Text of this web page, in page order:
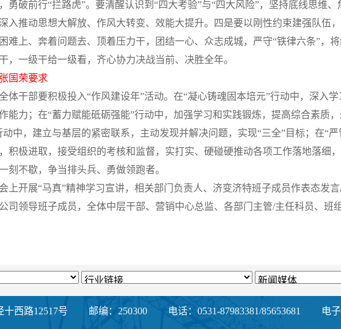
勇破前行“拦路虎”。要清醒认识到“四大考验”与“四大风险”，坚持底线思维
入推动思想大解放、作风大转变、效能大提升。四是要以刚性约束建强队伍
难上、奔着问题去、顶着压力干，团结一心、众志成城，严守“铁律六条”，
，一级干给一级看，齐心协力决战当前、决胜全年。
张国荣要求
体干部要积极投入“作风建设年”活动。在“凝心铸魂固本培元”行动中，深入
能力；在“蓄力赋能砥砺强能”行动中，加强学习和实践锻炼，提高综合素质
动中，建立与基层的紧密联系，主动发现并解决问题，实现“三全”目标；在“
积极进取，接受组织的考核和监督，实打实、硬碰硬推动各项工作落地落细
刻不歇，争当排头兵、勇做领跑者。
会上开展“马真”精神学习宣讲，相关部门负责人、济变济特班子成员作表态发言
公司领导班子成员，全体中层干部、营销中心总监、各部门主管/主任科员、班
西路12517号 邮编：250300 电话：0531-87983381/85653681 电